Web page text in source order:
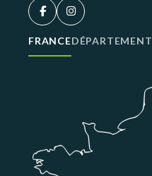
FRANCEDÉPARTEMENT